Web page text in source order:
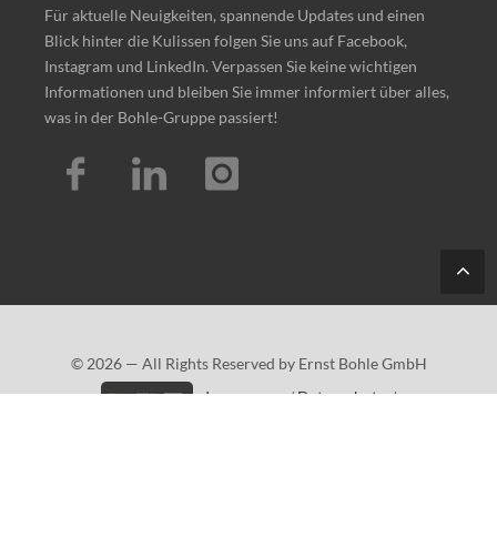
Für aktuelle Neuigkeiten, spannende Updates und einen
Blick hinter die Kulissen folgen Sie uns auf Facebook,
Instagram und LinkedIn. Verpassen Sie keine wichtigen
Informationen und bleiben Sie immer informiert über alles,
was in der Bohle-Gruppe passiert!
t
© 2026 — All Rights Reserved by Ernst Bohle GmbH
Impressum/Datenschutz/